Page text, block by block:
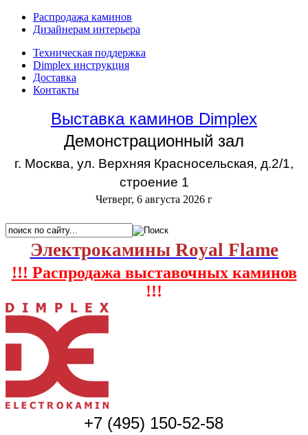
Распродажа каминов
Дизайнерам интерьера
Техническая поддержка
Dimplex инструкция
Доставка
Контакты
Выставка каминов Dimplex
Демонстрационный зал
г. Москва, ул. Верхняя Красносельская, д.2/1,
строение 1
Четверг, 6 августа 2026 г
Электрокамины Royal Flame
!!! Распродажа выставочных каминов
!!!
+7 (495) 150-52-58